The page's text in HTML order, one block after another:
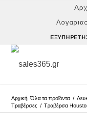
Αρχική Όλα τα προϊόντα /
Τραβέρσες / Τραβέρσα